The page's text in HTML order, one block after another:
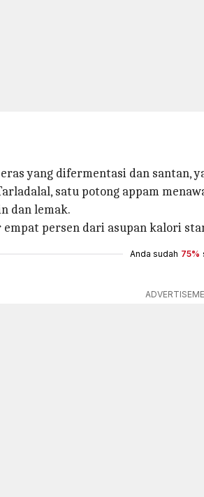
yang difermentasi dan santan,
satu potong appam
dan lemak.
persen dari asupan kalori
Anda sudah 75%